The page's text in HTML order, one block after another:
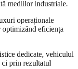
mediilor industriale.
operaționale
optimizând eficiența
dedicate, vehiculul
ci prin rezultatul